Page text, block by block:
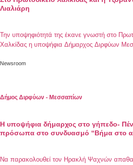
Λιαλιάρη
Την υποψηφιότητά της έκανε γνωστή στο
Χαλκίδας η υποψήφια Δήμαρχος Διρφύων
Γκόγκου – Λιαλιάρη, το μεσημέρι της
προσωπικό της λογαριασμό στα social […]
Newsroom
Δήμος Διρφύων - Μεσσαπίων
Η υποψήφια δήμαρχος στο γήπεδο-
πρόσωπα στο συνδυασμό “Βήμα στο
Να παρακολουθεί τον Ηρακλή Ψαχνών